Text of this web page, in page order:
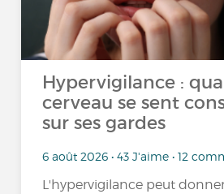
Hypervigilance :
cerveau se sent
sur ses gardes
6 août 2026 • 43 J'aime • 12
L'hypervigilance peut